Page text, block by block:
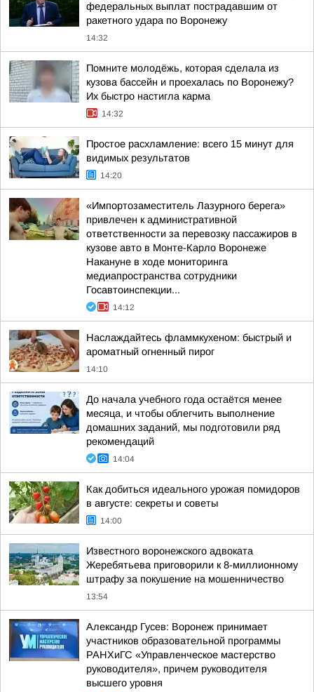
федеральных выплат пострадавшим от
ракетного удара по Воронежу
14:32
Помните молодёжь, которая сделала из
кузова бассейн и проехалась по Воронежу?
Их быстро настигла карма
14:32
Простое расхламление: всего 15 минут для
видимых результатов
14:20
«Импортозаместитель Лазурного берега»
привлечен к административной
ответственности за перевозку пассажиров в
кузове авто в Монте-Карло Воронеже
Накануне в ходе мониторинга
медиапространства сотрудники
Госавтоинспекции...
14:12
Наслаждайтесь фламмкухеном: быстрый и
ароматный огненный пирог
14:10
До начала учебного года остаётся менее
месяца, и чтобы облегчить выполнение
домашних заданий, мы подготовили ряд
рекомендаций
14:04
Как добиться идеального урожая помидоров
в августе: секреты и советы
14:00
Известного воронежского адвоката
Жеребятьева приговорили к 8-миллионному
штрафу за покушение на мошенничество
13:54
Александр Гусев: Воронеж принимает
участников образовательной программы
РАНХиГС «Управленческое мастерство
руководителя», причем руководителя
высшего уровня